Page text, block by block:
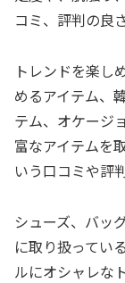
コミ、評判の良
トレンドを楽し
めるアイテム、
テム、オケージ
富なアイテムを
いう口コミや評
シューズ、バッ
に取り扱ってい
ルにオシャレな